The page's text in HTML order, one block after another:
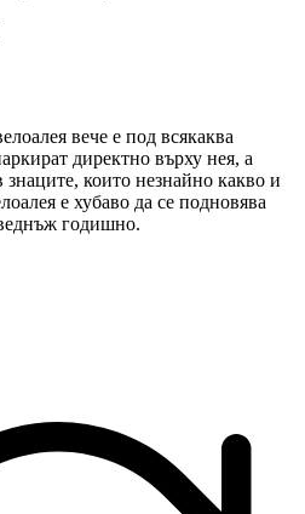
вече е под всякаква
директно върху нея, а
знаците, които незнайно какво и
е хубаво да се подновява
годишно.